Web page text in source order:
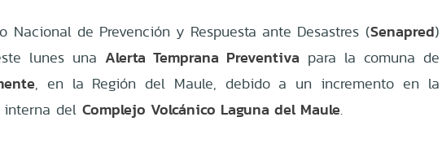
Nacional de Prevención y Respuesta ante Desastres (Senapred)
lunes una Alerta Temprana Preventiva para la comuna de
, en la Región del Maule, debido a un incremento en la
interna delComplejo Volcánico Laguna del Maule.